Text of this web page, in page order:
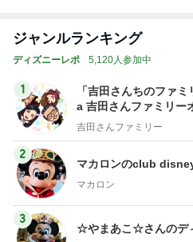
ジャンルランキング
ディズニーレポ 5,120人参加中
1
「吉田さんちのファ
a 吉田さんファミリー
吉田さんファミリー
2
マカロンのclub
マカロン
3
☆やまあこ☆さんのデ